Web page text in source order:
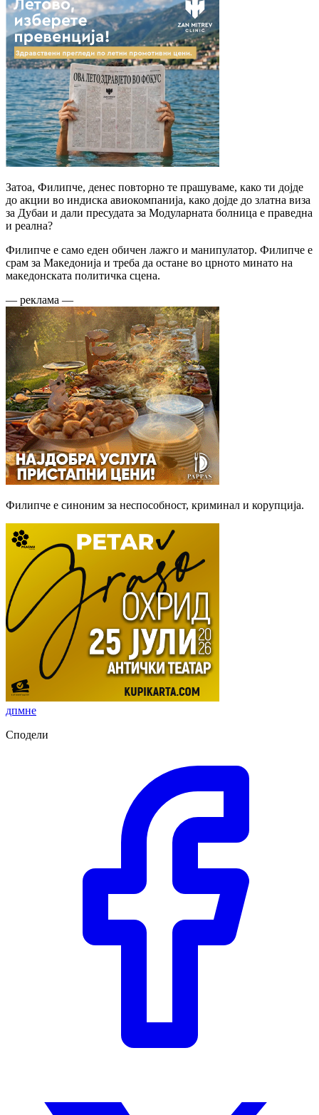
Затоа, Филипче, денес повторно те прашуваме, како ти дојде
до акции во индиска авиокомпанија, како дојде до златна виза
за Дубаи и дали пресудата за Модуларната болница е праведна
и реална?
Филипче е само еден обичен лажго и манипулатор. Филипче е
срам за Македонија и треба да остане во црното минато на
македонската политичка сцена.
— реклама —
Филипче е синоним за неспособност, криминал и корупција.
дпмне
Сподели